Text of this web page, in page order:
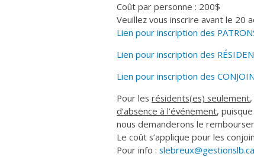
Coût par personne : 200$
Veuillez vous inscrire avant le 20
Lien pour inscription des
Lien pour inscription des
Lien pour inscription des
Pour les résidents(es) seulement
d’absence à l’événement,
nous demanderons le
Le coût s’applique pour les
Pour info : slebreux@gestionslb.ca